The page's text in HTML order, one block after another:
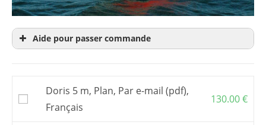
Aide pour passer commande
d’acheter plan et dossier d’évaluation.
Ledossier de construction
Doris 5 m, Plan, Par e-mail (pdf),
Français
130.00€